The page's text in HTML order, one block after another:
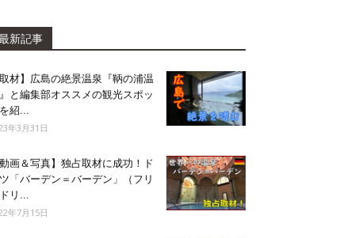
新記事
取材】広島の絶景温泉『鞆の浦温
と編集部オススメの観光スポッ
紹...
年3月31日
動画＆写真】独占取材に成功！ド
「バーデン＝バーデン」（フリ
リ...
年7月15日